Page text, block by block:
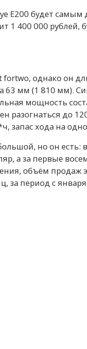
E200 будет
1 400 000 рублей,
fortwo, однако он
63 мм (1 810 мм).
мощность
разогнаться до
запас хода на
но он
а за первые
объём продаж
период с января